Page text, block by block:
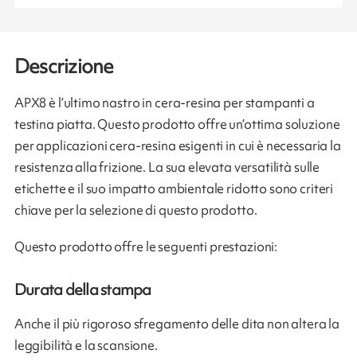
Descrizione
APX8 è l’ultimo nastro in cera-resina per stampanti a
testina piatta. Questo prodotto offre un’ottima soluzione
per applicazioni cera-resina esigenti in cui è necessaria la
resistenza alla frizione. La sua elevata versatilità sulle
etichette e il suo impatto ambientale ridotto sono criteri
chiave per la selezione di questo prodotto.
Questo prodotto offre le seguenti prestazioni:
Durata della stampa
Anche il più rigoroso sfregamento delle dita non altera la
leggibilità e la scansione.